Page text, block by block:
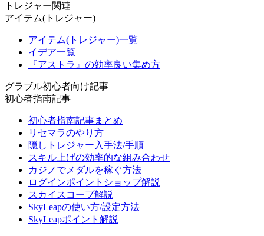
トレジャー関連
アイテム(トレジャー)
アイテム(トレジャー)一覧
イデア一覧
『アストラ』の効率良い集め方
グラブル初心者向け記事
初心者指南記事
初心者指南記事まとめ
リセマラのやり方
隠しトレジャー入手法/手順
スキル上げの効率的な組み合わせ
カジノでメダルを稼ぐ方法
ログインポイントショップ解説
スカイスコープ解説
SkyLeapの使い方/設定方法
SkyLeapポイント解説